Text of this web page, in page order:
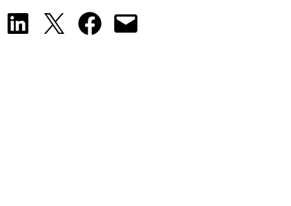
Share on LinkedIn
Share on X Share on Facebook
Email this Page